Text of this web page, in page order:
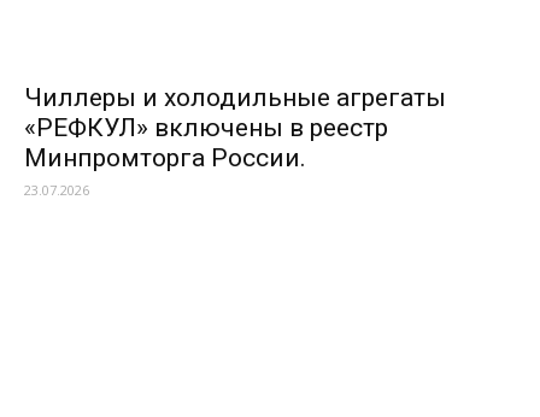
Чиллеры и холодильные агрегаты
«РЕФКУЛ» включены в реестр
Минпромторга России.
23.07.2026